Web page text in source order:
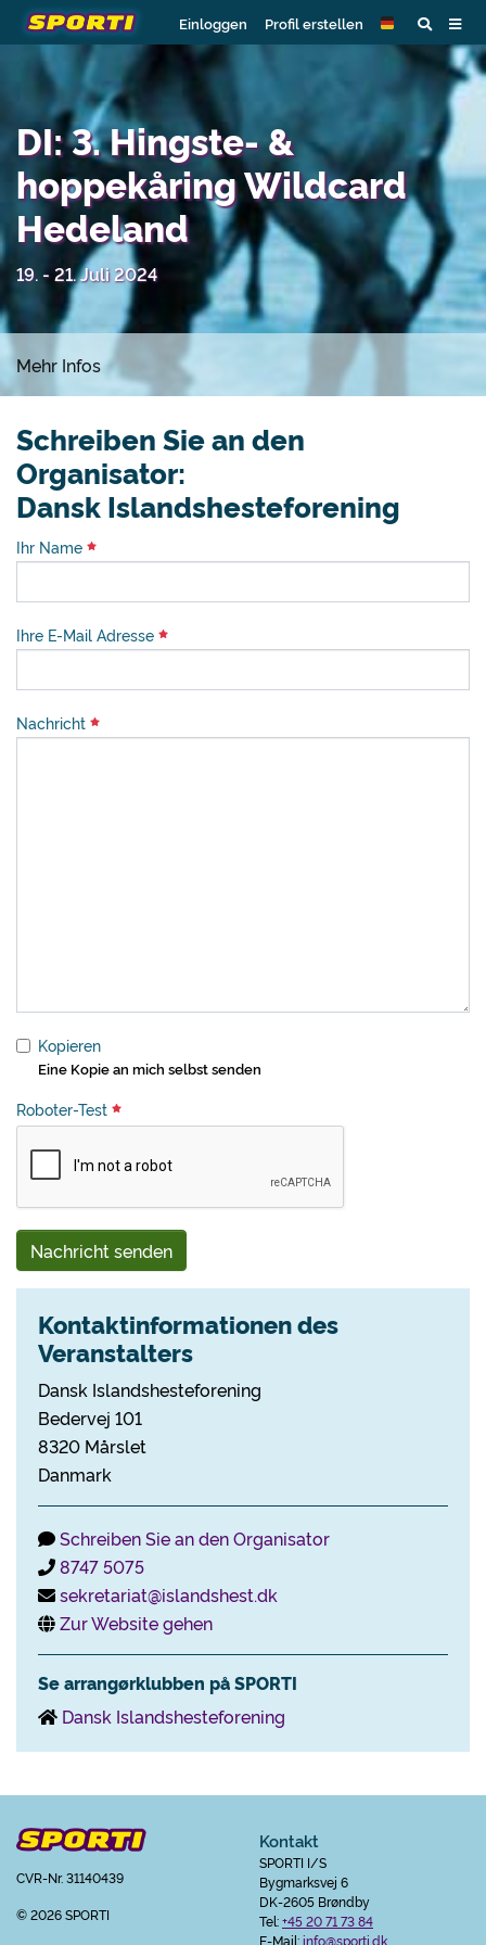
Einloggen Profil erstellen
DI: 3. Hingste- &
hoppekåring Wildcard
Hedeland
19. - 21. Juli 2024
Mehr Infos
Schreiben Sie an den
Organisator:
Dansk Islandshesteforening
Ihr Name
Ihre E-Mail Adresse
Nachricht
Kopieren
Eine Kopie an mich selbst senden
Roboter-Test
Nachricht senden
Kontaktinformationen des
Veranstalters
Dansk Islandshesteforening
Bedervej 101
8320 Mårslet
Danmark
Schreiben Sie an den Organisator
8747 5075
sekretariat@islandshest.dk
Zur Website gehen
Se arrangørklubben på SPORTI
Dansk Islandshesteforening
CVR-Nr. 31140439
© 2026 SPORTI
Kontakt
SPORTI I/S
Bygmarksvej 6
DK-2605 Brøndby
Tel:+45 20 71 73 84
E-Mail:info@sporti.dk